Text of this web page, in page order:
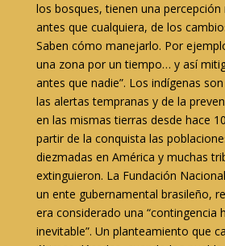
los bosques, tienen una
antes que cualquiera, de los
Saben cómo manejarlo. Por
una zona por un tiempo… y así
antes que nadie”. Los indígenas
las alertas tempranas y de la
en las mismas tierras desde hace
partir de la conquista las
diezmadas en América y muchas
extinguieron. La Fundación
un ente gubernamental brasileño,
era considerado una “contingencia
inevitable”. Un planteamiento que